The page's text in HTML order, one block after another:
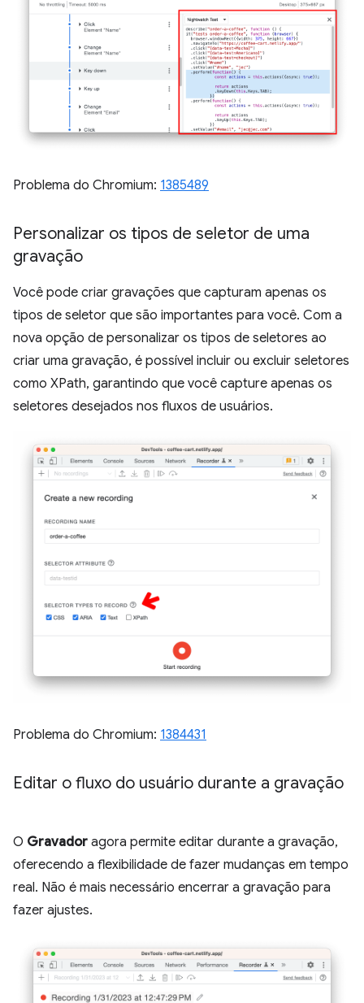
Problema do Chromium: 1385489
Personalizar os tipos de seletor de uma
gravação
Você pode criar gravações que capturam apenas os
tipos de seletor que são importantes para você. Com a
nova opção de personalizar os tipos de seletores ao
criar uma gravação, é possível incluir ou excluir seletores
como XPath, garantindo que você capture apenas os
seletores desejados nos fluxos de usuários.
Problema do Chromium: 1384431
Editar o fluxo do usuário durante a gravação
O Gravador agora permite editar durante a gravação,
oferecendo a flexibilidade de fazer mudanças em tempo
real. Não é mais necessário encerrar a gravação para
fazer ajustes.